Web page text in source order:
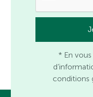
* En
conditions